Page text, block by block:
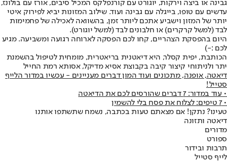
גבינה או ביצה וירקות, יוגורט עם קורנפלקס המכיל סיבים, אורז עם בולונז,
עדשים עם טופו, בייגלה עם גבינה ועוד. שילוב המזונות יביא לפירוק איטי
יותר של המזון וישביע אתכם ליותר זמן, בהשוואה לאכילה של פחמימות
לבד (למשל קרקרים) או חלבונים לבד (למשל יוגורט).
היום בהפסקת הצהריים, קחו לכם הפסקה לארוחה רגועה ומשביעה. מגיע
לכם :-)
הכותבת, יפית קסלר, היא דיאטנית בריאטרית, מומחית לטיפול בהשמנת
יתר ולניתוחי קיצור קיבה בקבוצת אסיא מדיקל, אסותא רמת החייל
דיאטה, אופנה, מתכונים ועוד המון דברים מעניינים - עכשיו במדור הלייף
סטייל!
• עוד במדור: 7 דברים שהורסים לכם את הדיאטה
• 7 טיפים: לצלוח את פסח בלי להשמין
טעינו? נתקן! אם מצאתם טעות בכתבה, נשמח שתשתפו אותנו
דיאטה ותזונה
מדורים
ספורט
תרבות ובידור
לייף סטייל